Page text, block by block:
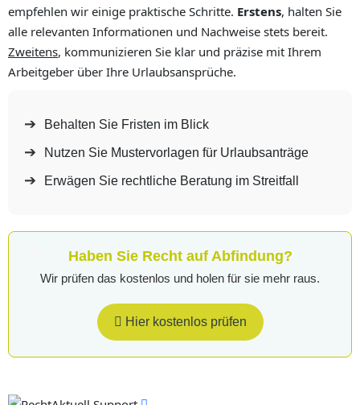
empfehlen wir einige praktische Schritte. Erstens, halten Sie
alle relevanten Informationen und Nachweise stets bereit.
Zweitens, kommunizieren Sie klar und präzise mit Ihrem
Arbeitgeber über Ihre Urlaubsansprüche.
Behalten Sie Fristen im Blick
Nutzen Sie Mustervorlagen für Urlaubsanträge
Erwägen Sie rechtliche Beratung im Streitfall
Haben Sie Recht auf Abfindung?
Wir prüfen das kostenlos und holen für sie mehr raus.
Hier kostenlos prüfen